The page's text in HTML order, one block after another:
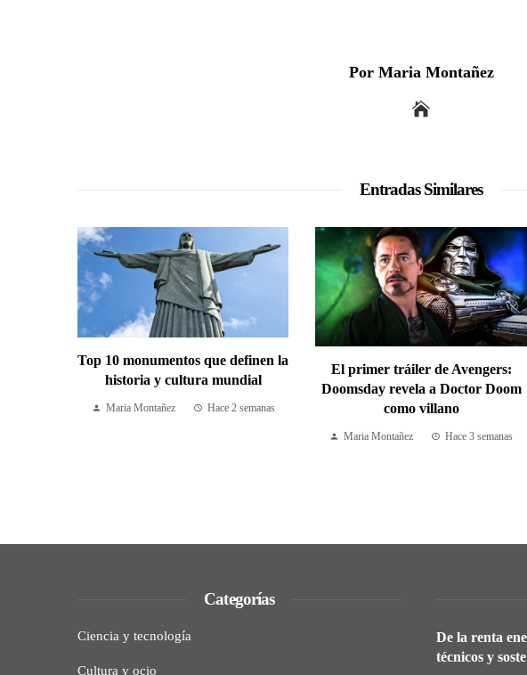
Por Maria Montañez
Entradas Similares
Top 10 monumentos que definen la
historia y cultura mundial
Maria Montañez Hace 2 semanas
El primer tráiler de Avengers:
Doomsday revela a Doctor Doom
como villano
Maria Montañez Hace 3 semanas
Categorías
Ciencia y tecnología
Cultura y ocio
De la renta
técnicos y